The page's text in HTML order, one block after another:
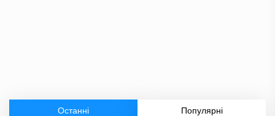
Останні Популярні